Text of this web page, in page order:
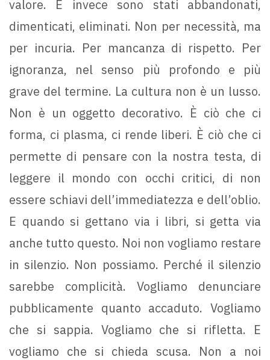
valore. E invece sono stati abbandonati,
dimenticati, eliminati. Non per necessità, ma
per incuria. Per mancanza di rispetto. Per
ignoranza, nel senso più profondo e più
grave del termine. La cultura non è un lusso.
Non è un oggetto decorativo. È ciò che ci
forma, ci plasma, ci rende liberi. È ciò che ci
permette di pensare con la nostra testa, di
leggere il mondo con occhi critici, di non
essere schiavi dell’immediatezza e dell’oblio.
E quando si gettano via i libri, si getta via
anche tutto questo. Noi non vogliamo restare
in silenzio. Non possiamo. Perché il silenzio
sarebbe complicità. Vogliamo denunciare
pubblicamente quanto accaduto. Vogliamo
che si sappia. Vogliamo che si rifletta. E
vogliamo che si chieda scusa. Non a noi